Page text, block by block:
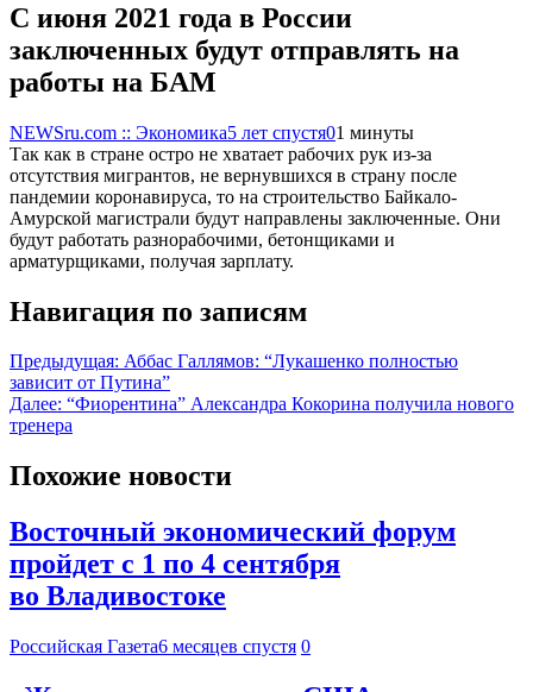
С июня 2021 года в России
заключенных будут отправлять на
работы на БАМ
NEWSru.com :: Экономика5 лет спустя01 минуты
Так как в стране остро не хватает рабочих рук из-за
отсутствия мигрантов, не вернувшихся в страну после
пандемии коронавируса, то на строительство Байкало-
Амурской магистрали будут направлены заключенные. Они
будут работать разнорабочими, бетонщиками и
арматурщиками, получая зарплату.
Навигация по записям
Предыдущая: Аббас Галлямов: “Лукашенко полностью
зависит от Путина”
Далее: “Фиорентина” Александра Кокорина получила нового
тренера
Похожие новости
Восточный экономический форум
пройдет с 1 по 4 сентября
во Владивостоке
Российская Газета6 месяцев спустя 0